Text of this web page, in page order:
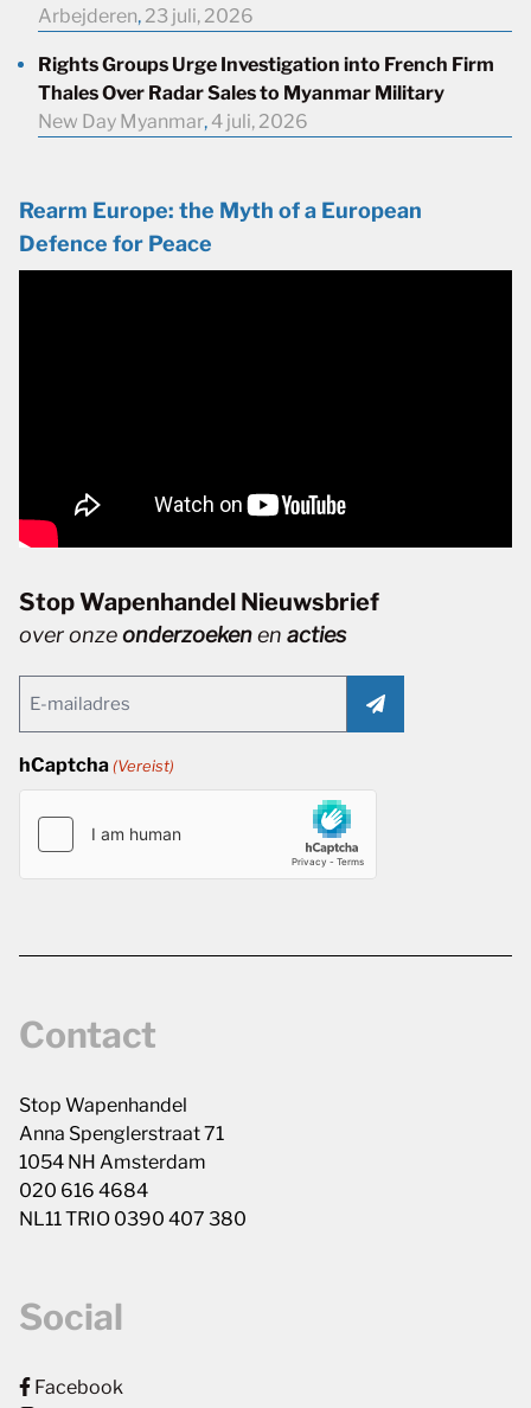
Arbejderen, 23 juli, 2026
Rights Groups Urge Investigation into French Firm
Thales Over Radar Sales to Myanmar Military
New Day Myanmar, 4 juli, 2026
Rearm Europe: the Myth of a European
Defence for Peace
Stop Wapenhandel Nieuwsbrief
over onzeonderzoekenen acties
(Vereist)
hCaptcha (Vereist)
Contact
Stop Wapenhandel
Anna Spenglerstraat 71
1054 NH Amsterdam
020 616 4684
NL11 TRIO 0390 407 380
Social
Facebook